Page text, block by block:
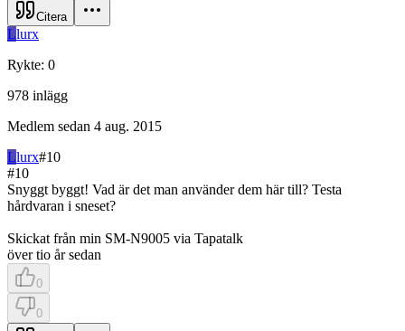
Citera
Llurx
Rykte: 0
978 inlägg
Medlem sedan 4 aug. 2015
Llurx#10
#10
Snyggt byggt! Vad är det man använder dem här till? Testa
hårdvaran i sneset?
Skickat från min SM-N9005 via Tapatalk
över tio år sedan
0
0